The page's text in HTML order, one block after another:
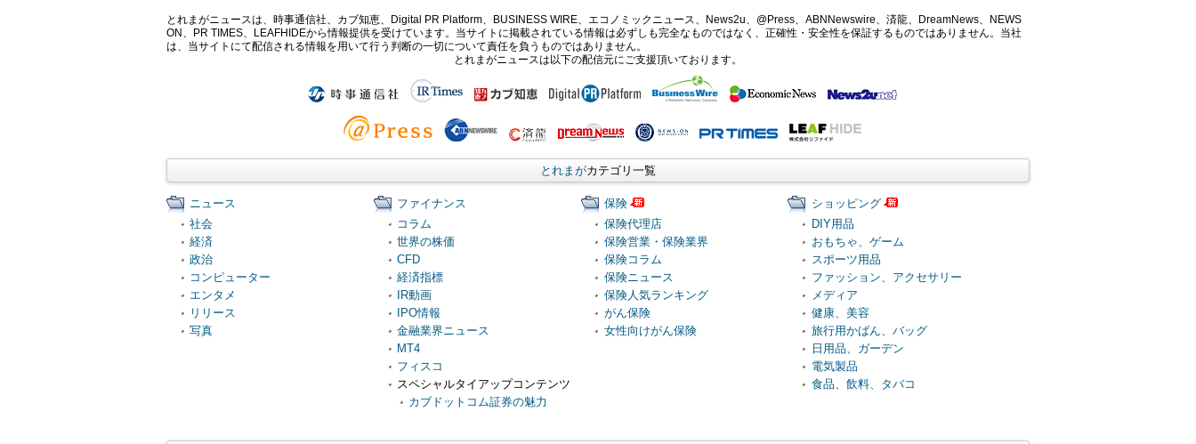
とれまがニュースは、時事通信社、カブ知恵、Digital PR Platform、BUSINESS WIRE、エコノミックニュース、News2u、@Press、ABNNewswire、済龍、DreamNews、NEWS
ON、PR TIMES、LEAFHIDEから情報提供を受けています。当サイトに掲載されている情報は必ずしも完全なものではなく、正確性・安全性を保証するものではありません。当社
は、当サイトにて配信される情報を用いて行う判断の一切について責任を負うものではありません。
とれまがニュースは以下の配信元にご支援頂いております。
とれまがカテゴリ一覧
ニュース
社会
経済
政治
コンピューター
エンタメ
リリース
写真
ファイナンス
コラム
世界の株価
CFD
経済指標
IR動画
IPO情報
金融業界ニュース
MT4
フィスコ
スペシャルタイアップコンテンツ
カブドットコム証券の魅力
保険
保険代理店
保険営業・保険業界
保険コラム
保険ニュース
保険人気ランキング
がん保険
女性向けがん保険
ショッピング
DIY用品
おもちゃ、ゲーム
スポーツ用品
ファッション、アクセサリー
メディア
健康、美容
旅行用かばん、バッグ
日用品、ガーデン
電気製品
食品、飲料、タバコ